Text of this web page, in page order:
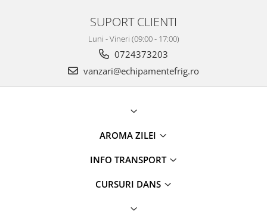
SUPORT CLIENTI
Luni - Vineri (09:00 - 17:00)
0724373203
vanzari@echipamentefrig.ro
AROMA ZILEI
INFO TRANSPORT
CURSURI DANS